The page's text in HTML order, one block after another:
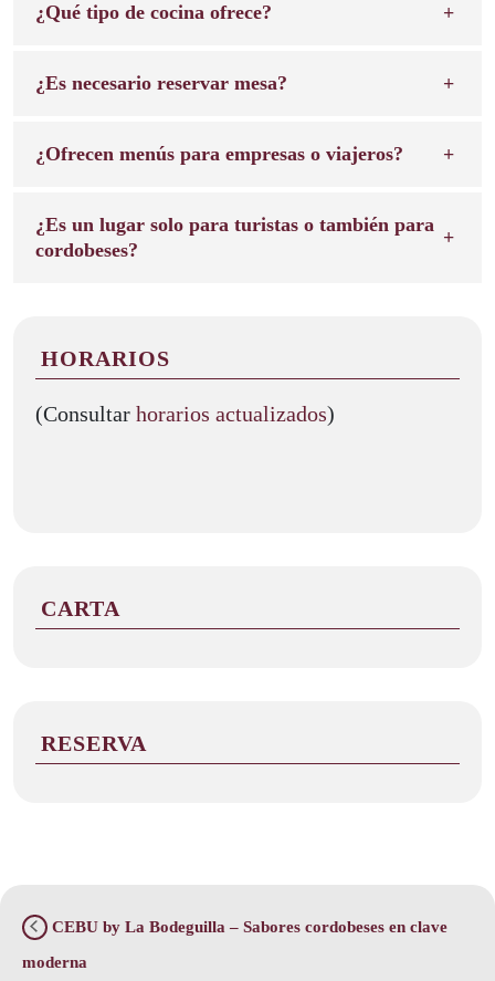
¿Qué tipo de cocina ofrece?
¿Es necesario reservar mesa?
¿Ofrecen menús para empresas o viajeros?
¿Es un lugar solo para turistas o también para
cordobeses?
HORARIOS
(Consultar horarios actualizados)
CARTA
RESERVA
CEBU by La Bodeguilla – Sabores cordobeses en clave
moderna